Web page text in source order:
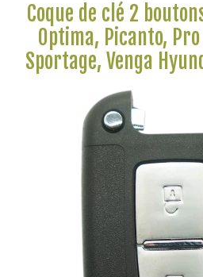
Coque de clé 2
Optima, Picanto, Pro
Sportage, Venga